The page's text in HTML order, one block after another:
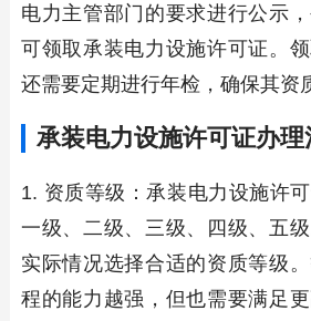
电力主管部门的要求进行公示
可领取承装电力设施许可证。
还需要定期进行年检，确保其资
承装电力设施许可证办
1. 资质等级：承装电力设施许
一级、二级、三级、四级、五
实际情况选择合适的资质等级
程的能力越强，但也需要满足